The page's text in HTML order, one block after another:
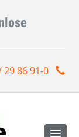
29 86 91-0